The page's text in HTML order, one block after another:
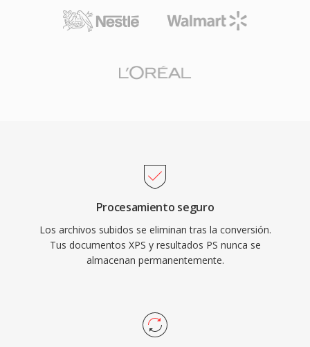
Procesamiento seguro
Los archivos subidos se eliminan tras la conversión.
Tus documentos XPS y resultados PS nunca se
almacenan permanentemente.